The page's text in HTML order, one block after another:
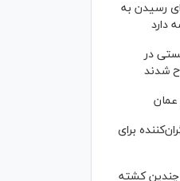
رسیدن به
دارد
در
شدند
برای
چندین کشته